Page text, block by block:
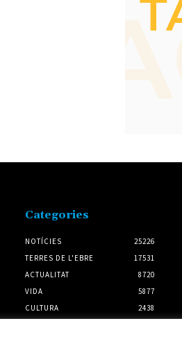
Categories
NOTÍCIES
25226
TERRES DE L'EBRE
17531
ACTUALITAT
8720
VIDA
5877
CULTURA
2438